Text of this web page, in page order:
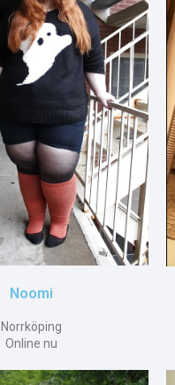
Noomi
Norrköping
Online nu